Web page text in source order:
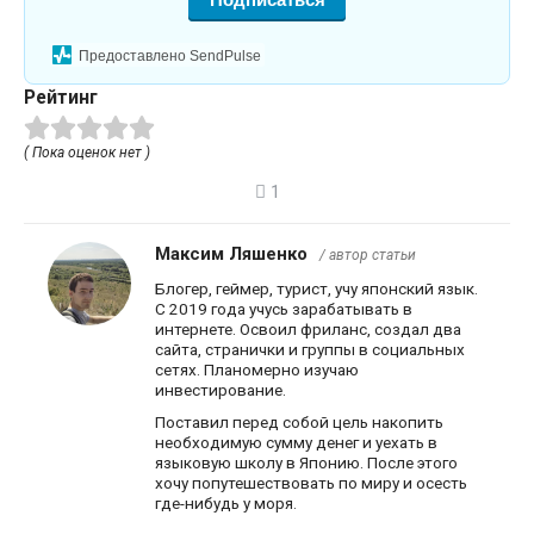
Предоставлено SendPulse
Рейтинг
( Пока оценок нет )
1
Максим Ляшенко / автор статьи
Блогер, геймер, турист, учу японский язык.
С 2019 года учусь зарабатывать в
интернете. Освоил фриланс, создал два
сайта, странички и группы в социальных
сетях. Планомерно изучаю
инвестирование.
Поставил перед собой цель накопить
необходимую сумму денег и уехать в
языковую школу в Японию. После этого
хочу попутешествовать по миру и осесть
где-нибудь у моря.